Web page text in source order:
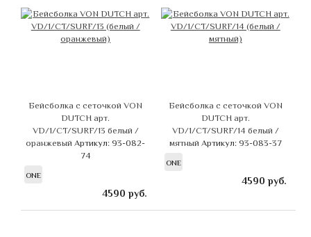
Бейсболка с сеточкой VON
DUTCH арт.
VD/1/CT/SURF/13 белый /
оранжевыйАртикул: 93-082-
74
ONE
4590 руб.
Бейсболка с сеточкой VON
DUTCH арт.
VD/1/CT/SURF/14 белый /
мятный Артикул: 93-083-37
ONE
4590 руб.